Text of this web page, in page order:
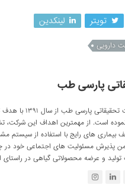
تویتر
لینکدین
دارویی
پارسی طب
شرکت
نموده است. از مهمترین اهداف این شرکت،
بیماری های رایج با استفاده از سیستم
پذیرش مسئولیت های اجتماعی خود در
و عرضه محصولاتی گیاهی در راستای